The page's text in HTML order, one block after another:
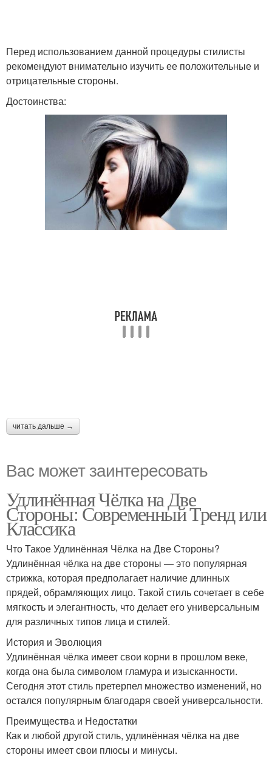
Перед использованием данной процедуры стилисты
рекомендуют внимательно изучить ее положительные и
отрицательные стороны.
Достоинства:
читать дальше →
Вас может заинтересовать
Удлинённая Чёлка на Две
Стороны: Современный Тренд или
Классика
Что Такое Удлинённая Чёлка на Две Стороны?
Удлинённая чёлка на две стороны — это популярная
стрижка, которая предполагает наличие длинных
прядей, обрамляющих лицо. Такой стиль сочетает в себе
мягкость и элегантность, что делает его универсальным
для различных типов лица и стилей.
История и Эволюция
Удлинённая чёлка имеет свои корни в прошлом веке,
когда она была символом гламура и изысканности.
Сегодня этот стиль претерпел множество изменений, но
остался популярным благодаря своей универсальности.
Преимущества и Недостатки
Как и любой другой стиль, удлинённая чёлка на две
стороны имеет свои плюсы и минусы.